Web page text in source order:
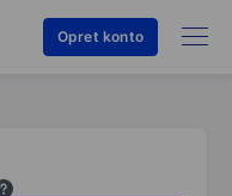
Opret konto